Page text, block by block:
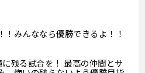
！みんななら優勝できるよ！！
残る試合を！ 最高の仲間とサ